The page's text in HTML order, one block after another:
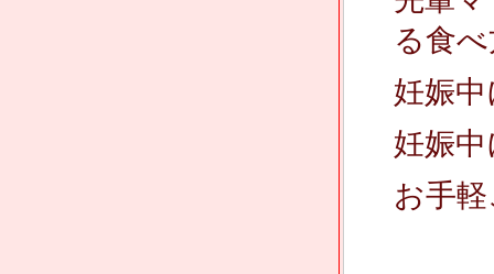
る食
妊娠
妊娠
お手